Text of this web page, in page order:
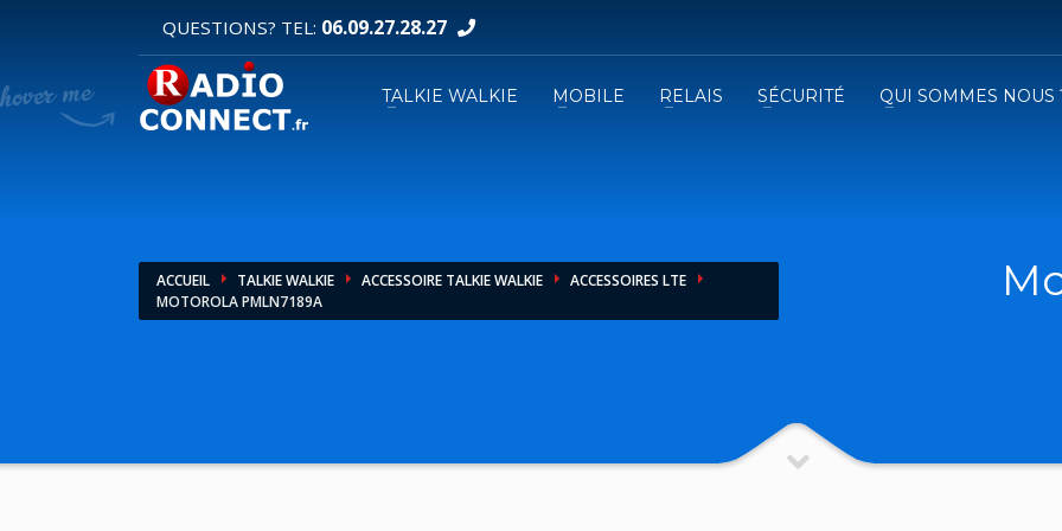
DEMANDE DE DEVIS
1 Sélectionnez vos produits.
QUESTIONS? TEL: 06.09.27.28.27
TALKIE WALKIE MOBILE RELAIS SÉCURITÉ QUI SOMMES NOUS
ACCUEIL TALKIE WALKIE ACCESSOIRE TALKIE WALKIE
ACCESSOIRES LTE
MOTOROLA PMLN7189A